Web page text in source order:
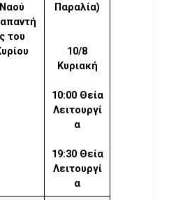
Ναού
ς του
Παραλία)
10/8
Κυριακή
10:00 Θεία
Λειτουργί
α
19:30 Θεία
Λειτουργί
α